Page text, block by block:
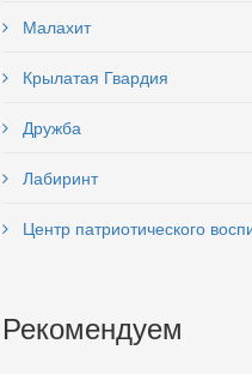
Малахит
Крылатая Гвардия
Дружба
Лабиринт
Центр патриотического
Рекомендуем